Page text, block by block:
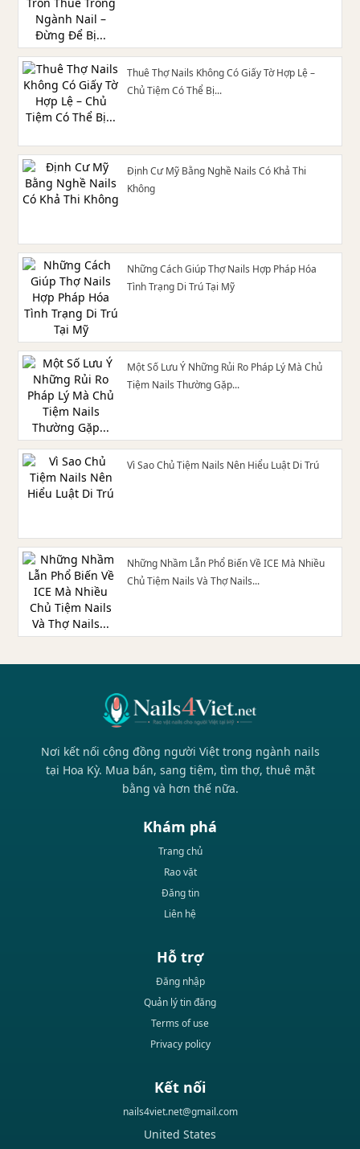
Thuê Thợ Nails Không Có Giấy Tờ Hợp Lệ –
Chủ Tiệm Có Thể Bị...
Định Cư Mỹ Bằng Nghề Nails Có Khả Thi
Không
Những Cách Giúp Thợ Nails Hợp Pháp Hóa
Tình Trạng Di Trú Tại Mỹ
Một Số Lưu Ý Những Rủi Ro Pháp Lý Mà Chủ
Tiệm Nails Thường Gặp...
Vì Sao Chủ Tiệm Nails Nên Hiểu Luật Di Trú
Những Nhầm Lẫn Phổ Biến Về ICE Mà Nhiều
Chủ Tiệm Nails Và Thợ Nails...
Nơi kết nối cộng đồng người Việt trong ngành nails
tại Hoa Kỳ. Mua bán, sang tiệm, tìm thợ, thuê mặt
bằng và hơn thế nữa.
Khám phá
Trang chủ
Rao vặt
Đăng tin
Liên hệ
Hỗ trợ
Đăng nhập
Quản lý tin đăng
Terms of use
Privacy policy
Kết nối
nails4viet.net@gmail.com
United States